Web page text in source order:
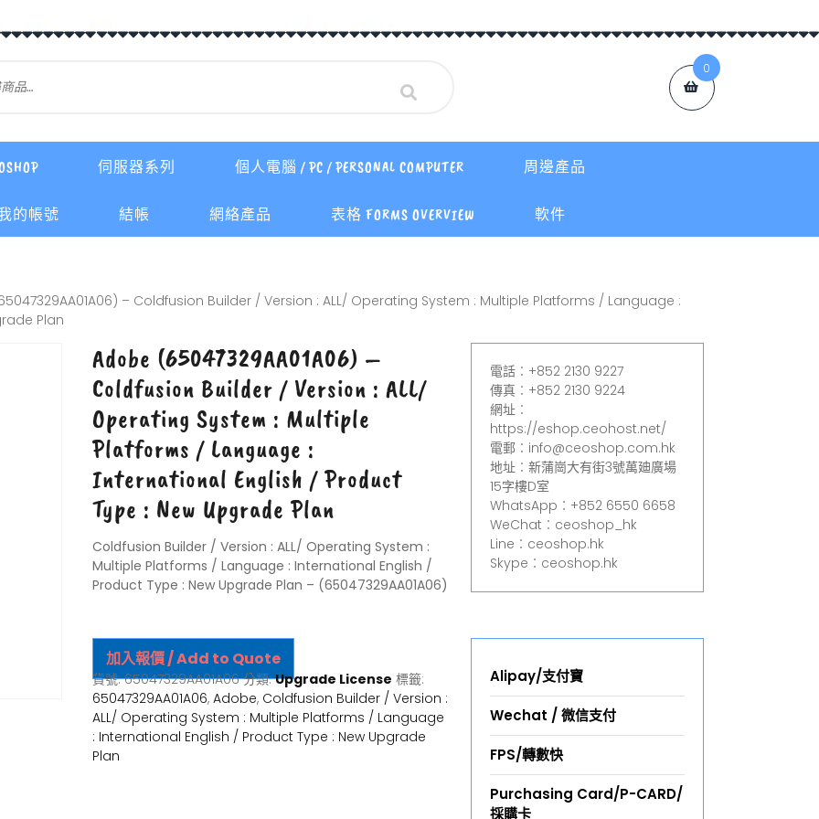
0
伺服器系列 個人電腦 / PC / PERSONAL COMPUTER 周邊產品
的帳號 結帳 網絡產品 表格 FORMS OVERVIEW 軟件
– Coldfusion Builder / Version : ALL/ Operating System : Multiple Platforms / Language :
Plan
Adobe (65047329AA01A06) –
Coldfusion Builder / Version : ALL/
Operating System : Multiple
Platforms / Language :
International English / Product
Type : New Upgrade Plan
Coldfusion Builder / Version : ALL/ Operating System :
Multiple Platforms / Language : International English /
Product Type : New Upgrade Plan – (65047329AA01A06)
加入報價 / Add to Quote
貨號:65047329AA01A06 分類:Upgrade License 標籤:
65047329AA01A06, Adobe, Coldfusion Builder / Version :
ALL/ Operating System : Multiple Platforms / Language
: International English / Product Type : New Upgrade
Plan
電話︰+852 2130 9227
傳真︰+852 2130 9224
網址︰
https://eshop.ceohost.net/
電郵︰info@ceoshop.com.hk
地址︰新蒲崗大有街3號萬廸廣場
15字樓D室
WhatsApp︰+852 6550 6658
WeChat︰ceoshop_hk
Line︰ceoshop.hk
Skype︰ceoshop.hk
Alipay/支付寶
Wechat / 微信支付
FPS/轉數快
Purchasing Card/P-CARD/
採購卡